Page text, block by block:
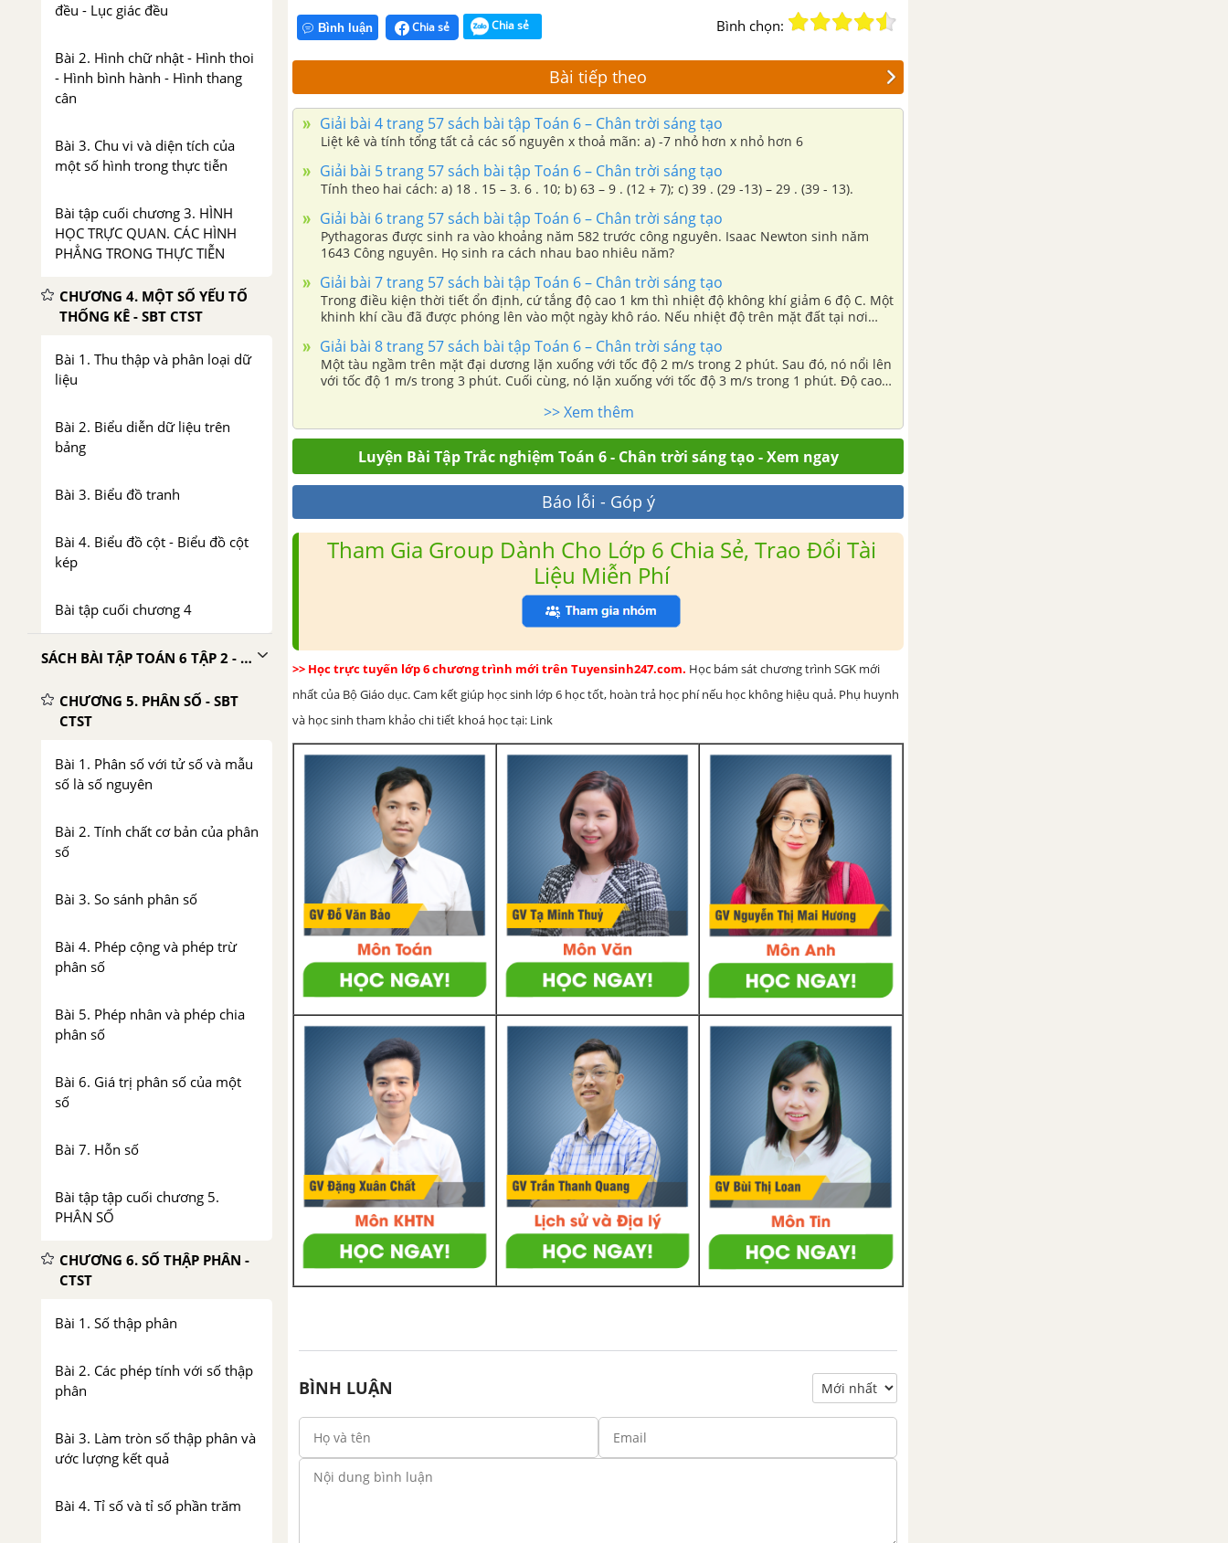
đều - Lục giác đều
Bài 2. Hình chữ nhật - Hình thoi
- Hình bình hành - Hình thang
cân
Bài 3. Chu vi và diện tích của
một số hình trong thực tiễn
Bài tập cuối chương 3. HÌNH
HỌC TRỰC QUAN. CÁC HÌNH
PHẲNG TRONG THỰC TIỄN
CHƯƠNG 4. MỘT SỐ YẾU TỐ
THỐNG KÊ - SBT CTST
Bài 1. Thu thập và phân loại dữ
liệu
Bài 2. Biểu diễn dữ liệu trên
bảng
Bài 3. Biểu đồ tranh
Bài 4. Biểu đồ cột - Biểu đồ cột
kép
Bài tập cuối chương 4
SÁCH BÀI TẬP TOÁN 6 TẬP 2 - CHÂN TRỜI SÁNG TẠO
CHƯƠNG 5. PHÂN SỐ - SBT
CTST
Bài 1. Phân số với tử số và mẫu
số là số nguyên
Bài 2. Tính chất cơ bản của phân
số
Bài 3. So sánh phân số
Bài 4. Phép cộng và phép trừ
phân số
Bài 5. Phép nhân và phép chia
phân số
Bài 6. Giá trị phân số của một
số
Bài 7. Hỗn số
Bài tập tập cuối chương 5.
PHÂN SỐ
CHƯƠNG 6. SỐ THẬP PHÂN -
CTST
Bài 1. Số thập phân
Bài 2. Các phép tính với số thập
phân
Bài 3. Làm tròn số thập phân và
ước lượng kết quả
Bài 4. Tỉ số và tỉ số phần trăm
Bình luận Chia sẻ Chia sẻ Bình chọn:
Bài tiếp theo
Giải bài 4 trang 57 sách bài tập Toán 6 – Chân trời sáng tạo
Liệt kê và tính tổng tất cả các số nguyên x thoả mãn: a) -7 nhỏ hơn x nhỏ hơn 6
Giải bài 5 trang 57 sách bài tập Toán 6 – Chân trời sáng tạo
Tính theo hai cách: a) 18 . 15 – 3. 6 . 10; b) 63 – 9 . (12 + 7); c) 39 . (29 -13) – 29 . (39 - 13).
Giải bài 6 trang 57 sách bài tập Toán 6 – Chân trời sáng tạo
Pythagoras được sinh ra vào khoảng năm 582 trước công nguyên. Isaac Newton sinh năm
1643 Công nguyên. Họ sinh ra cách nhau bao nhiêu năm?
Giải bài 7 trang 57 sách bài tập Toán 6 – Chân trời sáng tạo
Trong điều kiện thời tiết ổn định, cứ tắng độ cao 1 km thì nhiệt độ không khí giảm 6 độ C. Một
khinh khí cầu đã được phóng lên vào một ngày khô ráo. Nếu nhiệt độ trên mặt đất tại nơi
Giải bài 8 trang 57 sách bài tập Toán 6 – Chân trời sáng tạo
Một tàu ngầm trên mặt đại dương lặn xuống với tốc độ 2 m/s trong 2 phút. Sau đó, nó nổi lên
với tốc độ 1 m/s trong 3 phút. Cuối cùng, nó lặn xuống với tốc độ 3 m/s trong 1 phút. Độ cao
>> Xem thêm
Luyện Bài Tập Trắc nghiệm Toán 6 - Chân trời sáng tạo - Xem ngay
Báo lỗi - Góp ý
Tham Gia Group Dành Cho Lớp 6 Chia Sẻ, Trao Đổi Tài
Liệu Miễn Phí
>> Học trực tuyến lớp 6 chương trình mới trên Tuyensinh247.com. Học bám sát chương trình SGK mới
nhất của Bộ Giáo dục. Cam kết giúp học sinh lớp 6 học tốt, hoàn trả học phí nếu học không hiệu quả. Phụ huynh
và học sinh tham khảo chi tiết khoá học tại: Link
BÌNH LUẬN